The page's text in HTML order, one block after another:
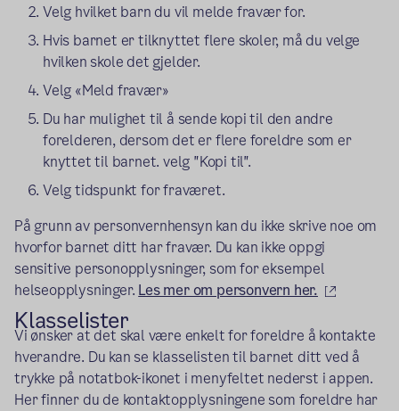
Velg hvilket barn du vil melde fravær for.
Hvis barnet er tilknyttet flere skoler, må du velge
hvilken skole det gjelder.
Velg «Meld fravær»
Du har mulighet til å sende kopi til den andre
forelderen, dersom det er flere foreldre som er
knyttet til barnet. velg "Kopi til".
Velg tidspunkt for fraværet.
På grunn av personvernhensyn kan du ikke skrive noe om
hvorfor barnet ditt har fravær. Du kan ikke oppgi
sensitive personopplysninger, som for eksempel
helseopplysninger. Les mer om personvern her. (ekstern
Klasselister
Vi ønsker at det skal være enkelt for foreldre å kontakte
hverandre. Du kan se klasselisten til barnet ditt ved å
trykke på notatbok-ikonet i menyfeltet nederst i appen.
Her finner du de kontaktopplysningene som foreldre har